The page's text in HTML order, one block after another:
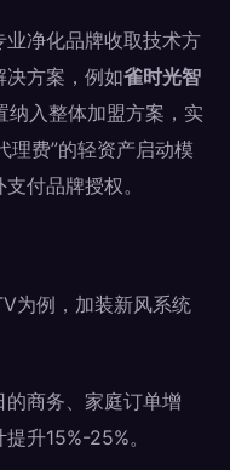
业净化品牌收取技术方
方案，例如雀时光智
纳入整体加盟方案，实
理费”的轻资产启动模
付品牌授权。
为例，加装新风系统
商务、家庭订单增
升15%-25%。